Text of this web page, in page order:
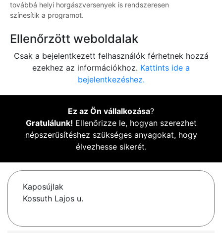
továbbá helyi horgászversenyek is rendszeresen
színesítik a programot.
Ellenőrzött weboldalak
Csak a bejelentkezett felhasználók férhetnek hozzá
ezekhez az információkhoz. Kattints ide a
bejelentkezéshez.
Ez az Ön vállalkozása?
Gratulálunk! Ellenőrizze le, hogyan szerezhet
népszerűsítéshez szükséges anyagokat, hogy
élvezhesse sikerét.
Kaposújlak
Kossuth Lajos u.